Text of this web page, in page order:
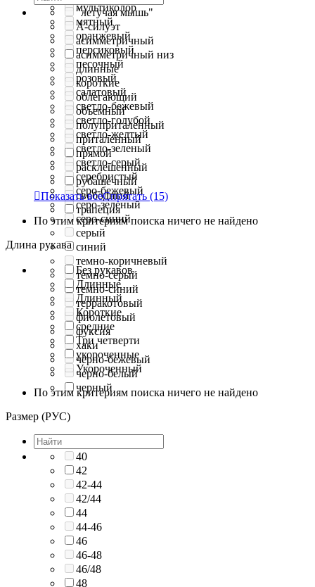
мультиколор
мятный
оранжевый
персиковый
песочный
розовый
салатовый
светло-бежевый
светло-голубой
светло-желтый
светло-зеленый
светло-серый
серебристый
серо-бежевый
серо-зеленый
серо-синий
серый
синий
темно-коричневый
темно-серый
темно-синий
терракотовый
фиолетовый
фуксия
хаки
черно-бежевый
черно-белый
черный
"летучая мышь"
А-силуэт
асимметричный
асимметричный низ
длинные
короткие
облегающий
объемный
полуприталенный
приталенный
прямой
расклешенный
рубашечный
свободный
трапеция
Показать всеСпрятать (15)
По этим критериям поиска ничего не найдено
Длина рукава
Без рукавов
Длинные
Длинный
Короткие
средние
Три четверти
укороченные
Укороченный
По этим критериям поиска ничего не найдено
Размер (РУС)
40
42
42-44
42/44
44
44-46
46
46-48
46/48
48